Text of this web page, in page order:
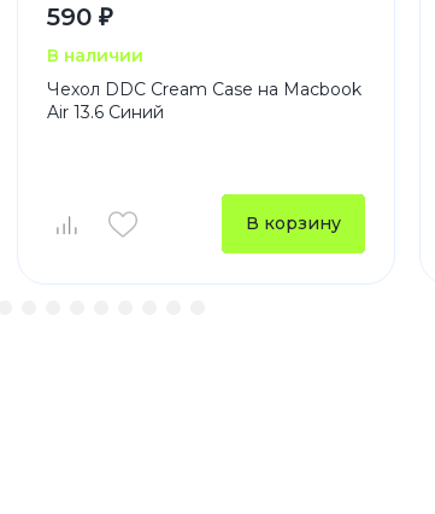
590 ₽
В наличии
Чехол DDC Cream Case на Macbook
Air 13.6 Синий
В корзину